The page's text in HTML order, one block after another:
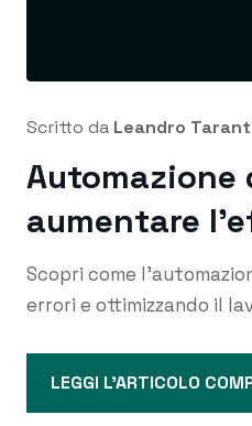
Scritto da Leandro
Automazione
aumentare
Scopri come
errori e ottimizzando il
LEGGI L'ARTICOLO